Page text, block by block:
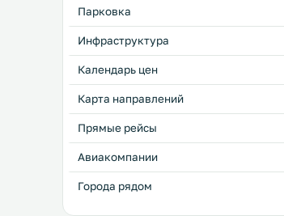
Парковка
Инфраструктура
Календарь цен
Карта направлений
Прямые рейсы
Авиакомпании
Города рядом